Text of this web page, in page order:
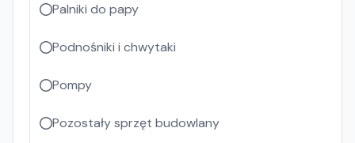
Palniki do papy
Podnośniki i chwytaki
Pompy
Pozostały sprzęt budowlany